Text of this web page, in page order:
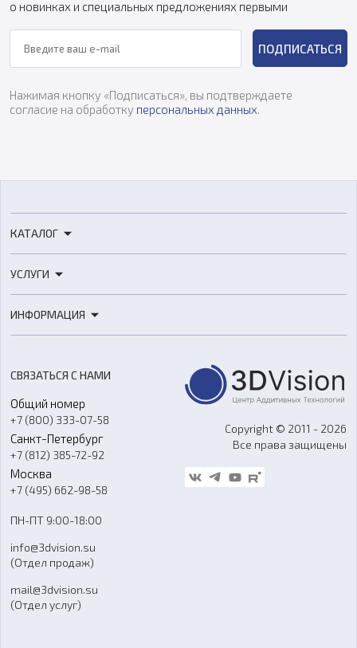
о новинках и специальных предложениях первыми
ПОДПИСАТЬСЯ
Нажимая кнопку «Подписаться», вы подтверждаете
согласие на обработку персональных данных
КАТАЛОГ
3D-сканеры
Расходные материалы
Оборудование и материалы для вакуумного литья
Аксессуары и прочее оборудование
Программное обеспечение
УСЛУГИ
3D-моделирование
Ремонт и услуги
ИНФОРМАЦИЯ
О компании
Контакты
Гос. закупки
Стать дилером
Блог
FAQ
СВЯЗАТЬСЯ С НАМИ
Общий номер
+7 (800) 333-07-58
Санкт-Петербург
+7 (812) 385-72-92
Москва
+7 (495) 662-98-58
ПН-ПТ 9:00-18:00
info@3dvision.su
(Отдел продаж)
mail@3dvision.su
(Отдел услуг)
Copyright © 2011 - 2026
Все права защищены